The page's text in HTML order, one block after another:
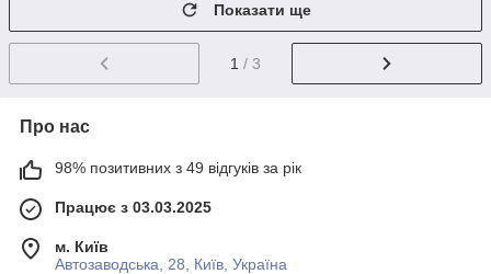
Показати ще
1 / 3
Про нас
98% позитивних з 49 відгуків за рік
Працює з 03.03.2025
м. Київ
Автозаводська, 28, Київ, Україна